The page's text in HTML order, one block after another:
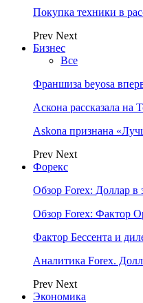
Покупка техники в
Prev Next
Бизнес
Все
Франшиза beyosa
Аскона рассказала
Askona признана
Prev Next
Форекс
Обзор Forex: Доллар в
Обзор Forex: Фактор
Фактор Бессента и
Аналитика Forex.
Prev Next
Экономика